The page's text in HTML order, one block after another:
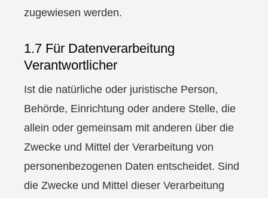
zugewiesen werden.
1.7 Für Datenverarbeitung
Verantwortlicher
Ist die natürliche oder juristische Person,
Behörde, Einrichtung oder andere Stelle, die
allein oder gemeinsam mit anderen über die
Zwecke und Mittel der Verarbeitung von
personenbezogenen Daten entscheidet. Sind
die Zwecke und Mittel dieser Verarbeitung